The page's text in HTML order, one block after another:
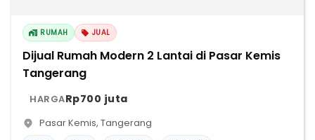
RUMAH JUAL
Dijual Rumah Modern 2 Lantai di Pasar Kemis
Tangerang
HARGARp700 juta
Pasar Kemis, Tangerang